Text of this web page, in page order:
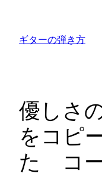
ギターの弾き方
優しさ
をコピ
た コ